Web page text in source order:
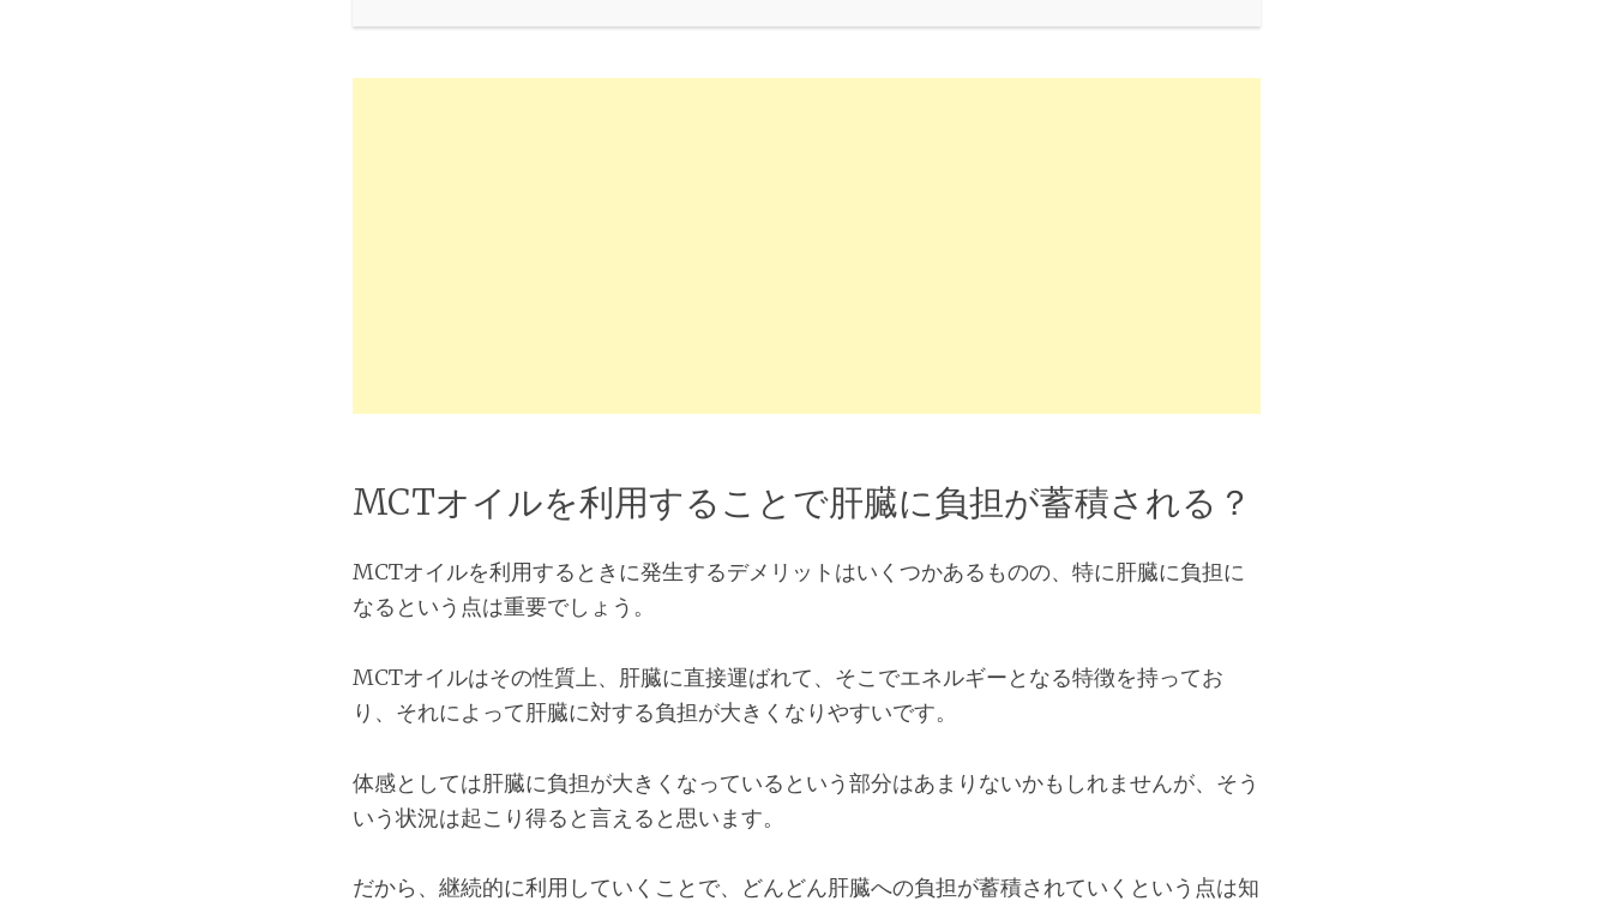
MCTオイルを利用することで肝臓に負担が蓄積される？
MCTオイルを利用するときに発生するデメリットはいくつかあるものの、特に肝臓に負担に
なるという点は重要でしょう。
MCTオイルはその性質上、肝臓に直接運ばれて、そこでエネルギーとなる特徴を持ってお
り、それによって肝臓に対する負担が大きくなりやすいです。
体感としては肝臓に負担が大きくなっているという部分はあまりないかもしれませんが、そう
いう状況は起こり得ると言えると思います。
だから、継続的に利用していくことで、どんどん肝臓への負担が蓄積されていくという点は知